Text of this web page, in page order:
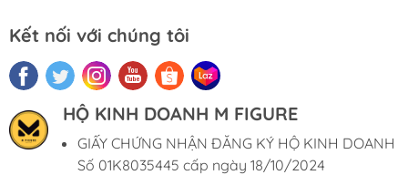
Kết nối với chúng tôi
HỘ KINH DOANH M FIGURE
GIẤY CHỨNG NHẬN ĐĂNG KÝ HỘ KINH DOANH
Số 01K8035445 cấp ngày 18/10/2024